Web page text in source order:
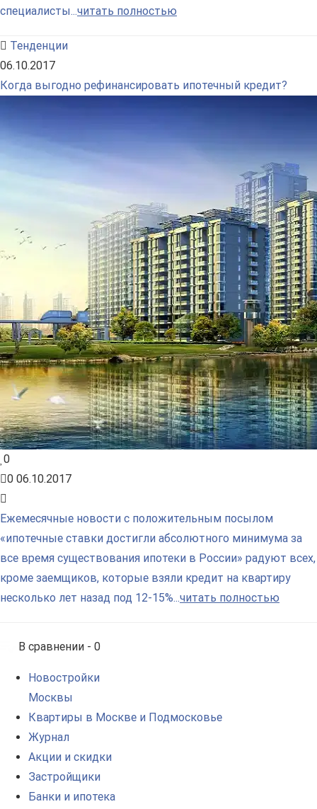
специалисты...читать полностью
Тенденции
06.10.2017
Когда выгодно рефинансировать ипотечный кредит?
0
0 06.10.2017
Ежемесячные новости с положительным посылом
«ипотечные ставки достигли абсолютного минимума за
все время существования ипотеки в России» радуют всех,
кроме заемщиков, которые взяли кредит на квартиру
несколько лет назад под 12-15%...читать полностью
В сравнении - 0
Новостройки
Москвы
Квартиры в Москве и Подмосковье
Журнал
Акции и скидки
Застройщики
Банки и ипотека